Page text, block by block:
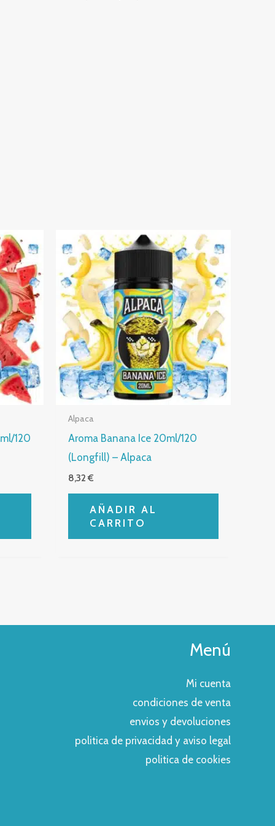
120
Alpaca
Aroma Banana Ice 20ml/120
(Longfill) – Alpaca
8,32€
AÑADIR AL
CARRITO
Menú
Mi cuenta
condiciones de venta
envios y devoluciones
politica de privacidad y aviso legal
politica de cookies